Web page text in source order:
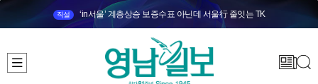
직설 ‘in서울’ 계층상승 보증수표 아닌데 서울行 줄잇는 TK